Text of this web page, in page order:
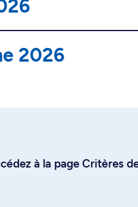
2026
à la page Critères